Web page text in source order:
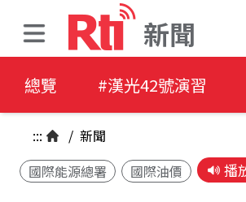
新聞
總覽 #漢光42號演習
::: / 新聞
國際能源總署
國際油價 播